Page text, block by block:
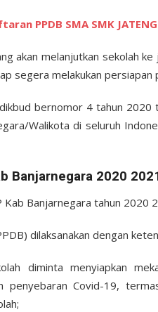
PPDB SMA SMK
akan melanjutkan sekolah
segera melakukan persiapan
bernomor 4 tahun
Walikota di seluruh
Banjarnegara 2020
Kab Banjarnegara tahun 2020
dilaksanakan dengan
diminta menyiapkan
penyebaran Covid-19,